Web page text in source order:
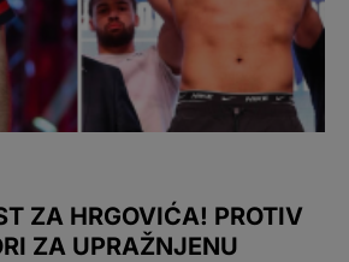
ZA HRGOVIĆA! PROTIV
ZA UPRAŽNJENU